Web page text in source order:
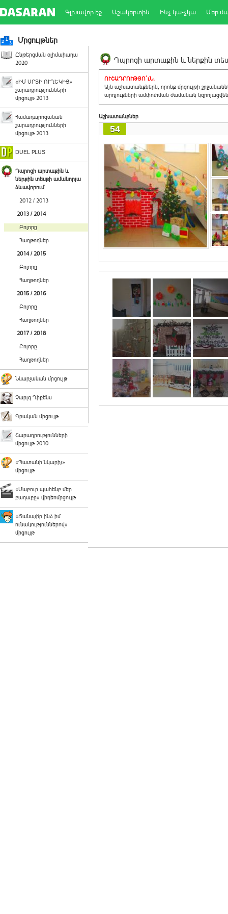
Գլխավոր էջ Աշակերտին Ինչ կա-չկա Մեր
Մրցույթներ
Ընթերցման օլիմպիադա
2020
«ԻՄ ՍՐՏԻ ՈՒՂԵԿԻՑ»
շարադրությունների
մրցույթ 2013
Համադպրոցական
շարադրությունների
մրցույթ 2013
DUEL PLUS
Դպրոցի արտաքին և
ներքին տեսքի ամանորյա
ձևավորում
2012 / 2013
2013 / 2014
Բոլորը
Հաղթողներ
2014 / 2015
Բոլորը
Հաղթողներ
2015 / 2016
Բոլորը
Հաղթողներ
2017 / 2018
Բոլորը
Հաղթողներ
Նկարչական մրցույթ
Չարլզ Դիքենս
Գրական մրցույթ
Շարադրությունների
մրցույթ 2010
«Պատանի նկարիչ»
մրցույթ
«Մաքուր պահենք մեր
քաղաքը» վիդեոմրցույթ
«Ճանաչի՛ր ինձ իմ
ունակություններով»
մրցույթ
Դպրոցի արտաքին և ներքին
ՈՒՇԱԴՐՈՒԹՅՈ´ւՆ.
Այն աշխատանքներն, որոնք մրցույթի
արդյուքների ամփոփման ժամանակ
Աշխատանքներ
54